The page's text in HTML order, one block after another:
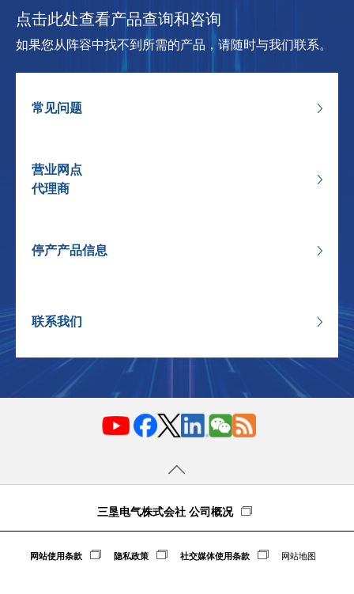
点击此处查看产品查询和咨询
如果您从阵容中找不到所需的产品，请随时与我们联系。
常见问题
营业网点
代理商
停产产品信息
联系我们
三垦电气株式会社 公司概况
网站使用条款 隐私政策 社交媒体使用条款 网站地图